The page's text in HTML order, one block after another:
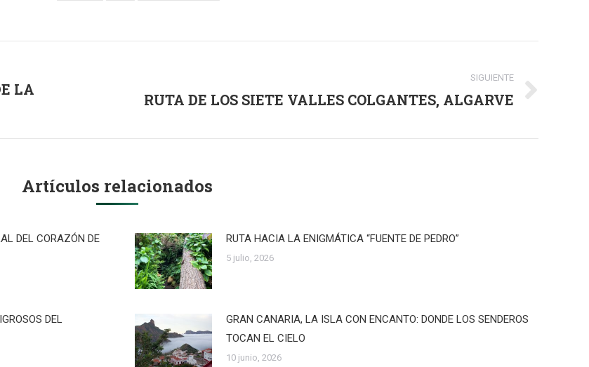
LA
SIGUIENTE
Publicación
RUTA DE LOS SIETE VALLES COLGANTES, ALGARVE
Artículos relacionados
DEL CORAZÓN DE
RUTA HACIA LA ENIGMÁTICA “FUENTE DE PEDRO”
5 julio, 2026
DEL
GRAN CANARIA, LA ISLA CON ENCANTO: DONDE LOS SENDEROS
TOCAN EL CIELO
10 junio, 2026